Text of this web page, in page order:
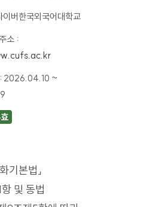
이버한국외국어대학교
소 :
2026.04.10 ~
기본법」
및 동법